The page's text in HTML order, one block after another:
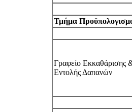
Τμήμα
Γραφείο Εκκαθάρισης
Εντολής Δαπανών